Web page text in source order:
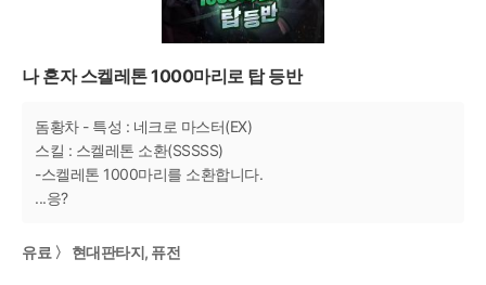
나 혼자 스켈레톤 1000마리로 탑 등반
돔황차 - 특성 : 네크로 마스터(EX)
스킬 : 스켈레톤 소환(SSSSS)
-스켈레톤 1000마리를 소환합니다.
...응?
유료 〉 현대판타지, 퓨전